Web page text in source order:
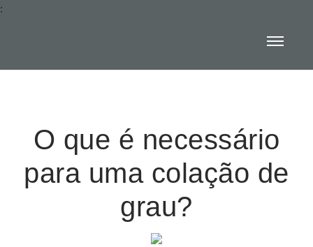
:
O que é necessário
para uma colação de
grau?